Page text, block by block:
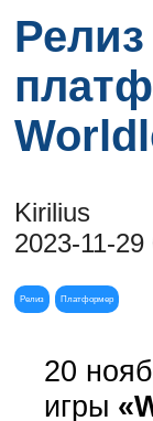
Kirilius
2023-11-
Релиз Платформер
20
игры